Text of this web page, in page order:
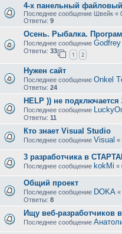
4-х панельный
Последнее сообщение Швейк «
Ответы: 9
Осень. Рыбалка.
Последнее сообщение Godfrey
Ответы: 33
1 2
Нужен сайт
Последнее сообщение Onkel
Ответы: 24
HELP )) не
Последнее сообщение
Ответы: 11
Кто знает Visual Studio
Последнее сообщение Visual «
3 разработчика в
Последнее сообщение kokMi «
Общий проект
Последнее сообщение DOKA «
Ответы: 8
Ищу веб-разработчиков
Последнее сообщение